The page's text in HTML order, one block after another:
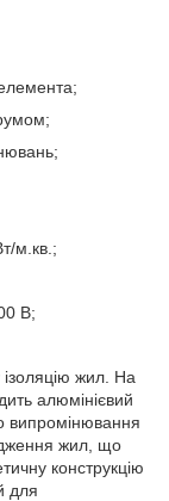
м.кв.;
В;
жил. На
алюмінієвий
випромінювання
жил, що
конструкцію
для